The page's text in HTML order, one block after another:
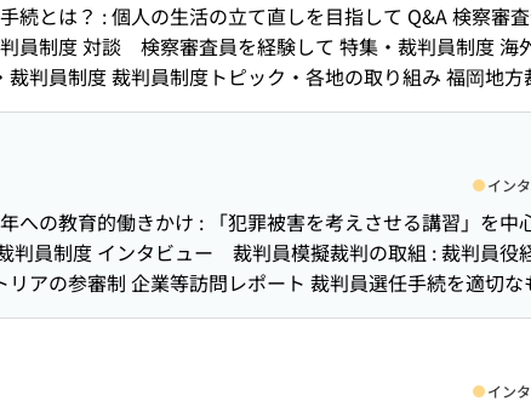
続とは？ : 個人の生活の立て直しを目指して Q&A 検察審
員制度 対談 検察審査員を経験して 特集・裁判員制度
判員制度 裁判員制度トピック・各地の取り組み 福岡地
りやすい民事裁判
イン
の教育的働きかけ : 「犯罪被害を考えさせる講習」を中
判員制度 インタビュー 裁判員模擬裁判の取組 : 裁判員役
アの参審制 企業等訪問レポート 裁判員選任手続を適切な
せんか～」の紹介 座談会 実像～俳優として，裁判官と
家庭裁判所」
イン